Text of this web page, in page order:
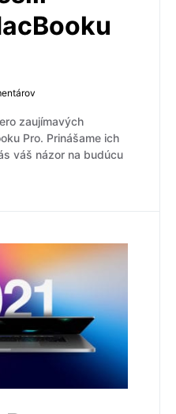
zaujímavých
Pro. Prinášame ich
váš názor na budúcu